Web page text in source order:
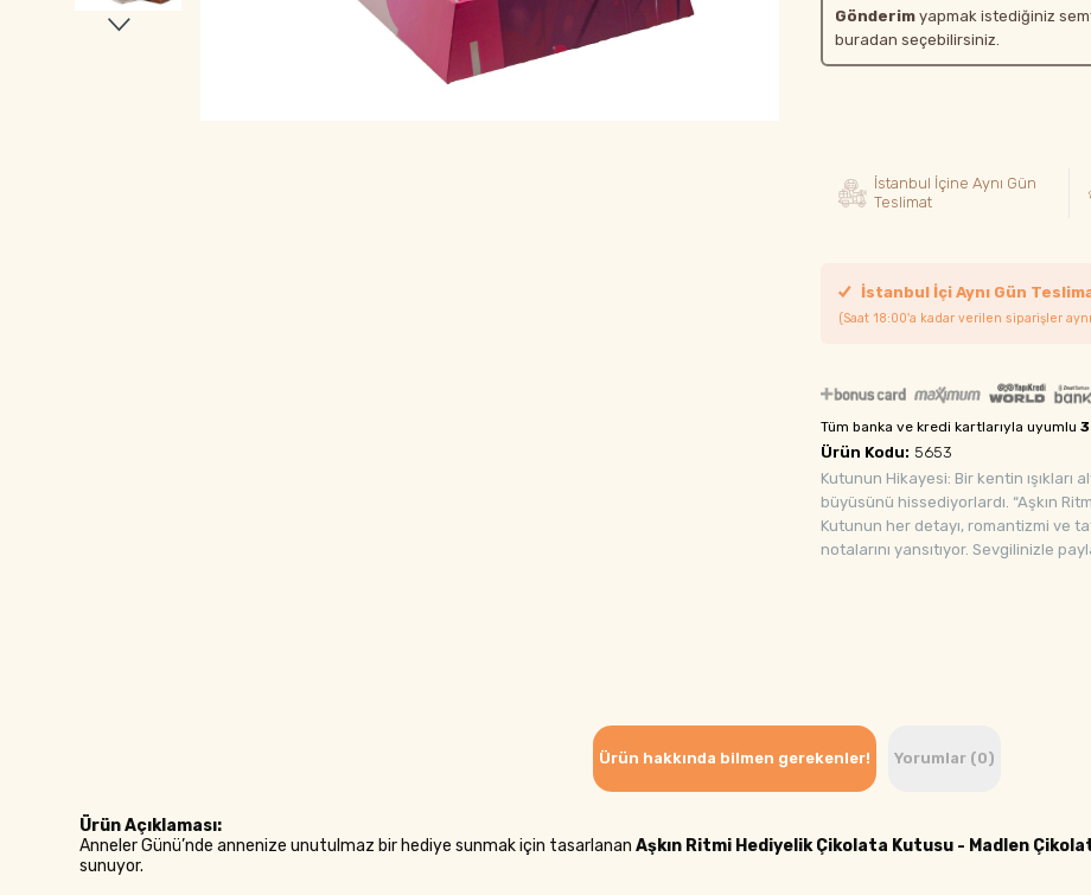
Gönderim yapmak istediğiniz
buradan seçebilirsiniz.
İstanbul İçine Aynı Gün
Teslimat
İstanbul İçi Aynı Gün
(Saat 18:00'a kadar verilen siparişler
Tüm banka ve kredi kartlarıyla uyumlu
Ürün Kodu: 5653
Kutunun Hikayesi: Bir kentin
büyüsünü hissediyorlardı. “Aşkın
Kutunun her detayı, romantizmi ve
notalarını yansıtıyor. Sevgilinizle
Ürün hakkında bilmen gerekenler! Yorumlar (0)
Ürün Açıklaması:
Anneler Günü’nde annenize unutulmaz bir hediye sunmak için tasarlanan Aşkın Ritmi Hediyelik Çikolata Kutusu - Madlen
sunuyor.